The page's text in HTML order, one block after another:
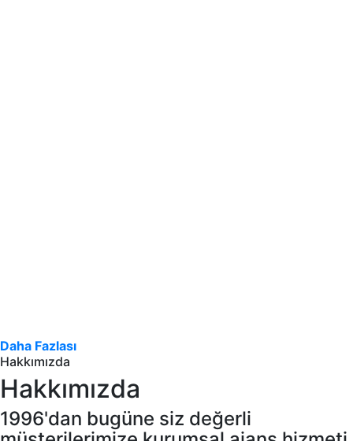
Daha Fazlası
Hakkımızda
Hakkımızda
1996'dan bugüne siz değerli